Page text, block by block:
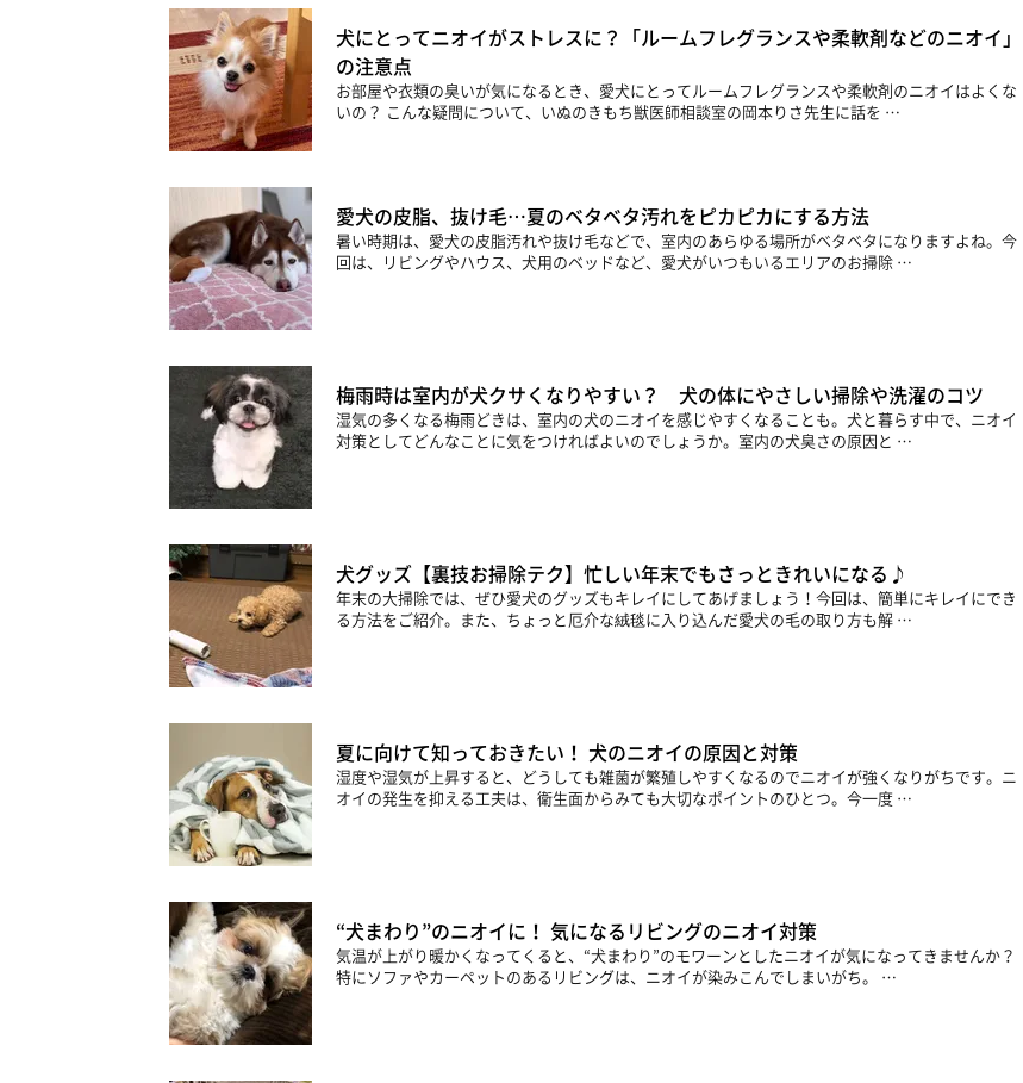
犬にとってニオイがストレスに？「ルームフレグランスや柔軟剤などのニオイ」
の注意点
お部屋や衣類の臭いが気になるとき、愛犬にとってルームフレグランスや柔軟剤のニオイはよくな
いの？ こんな疑問について、いぬのきもち獣医師相談室の岡本りさ先生に話を …
愛犬の皮脂、抜け毛…夏のベタベタ汚れをピカピカにする方法
暑い時期は、愛犬の皮脂汚れや抜け毛などで、室内のあらゆる場所がベタベタになりますよね。今
回は、リビングやハウス、犬用のベッドなど、愛犬がいつもいるエリアのお掃除 …
梅雨時は室内が犬クサくなりやすい？ 犬の体にやさしい掃除や洗濯のコツ
湿気の多くなる梅雨どきは、室内の犬のニオイを感じやすくなることも。犬と暮らす中で、ニオイ
対策としてどんなことに気をつければよいのでしょうか。室内の犬臭さの原因と …
犬グッズ【裏技お掃除テク】忙しい年末でもさっときれいになる♪
年末の大掃除では、ぜひ愛犬のグッズもキレイにしてあげましょう！今回は、簡単にキレイにでき
る方法をご紹介。また、ちょっと厄介な絨毯に入り込んだ愛犬の毛の取り方も解 …
夏に向けて知っておきたい！ 犬のニオイの原因と対策
湿度や湿気が上昇すると、どうしても雑菌が繁殖しやすくなるのでニオイが強くなりがちです。ニ
オイの発生を抑える工夫は、衛生面からみても大切なポイントのひとつ。今一度 …
“犬まわり”のニオイに！ 気になるリビングのニオイ対策
気温が上がり暖かくなってくると、“犬まわり”のモワーンとしたニオイが気になってきませんか？
特にソファやカーペットのあるリビングは、ニオイが染みこんでしまいがち。 …